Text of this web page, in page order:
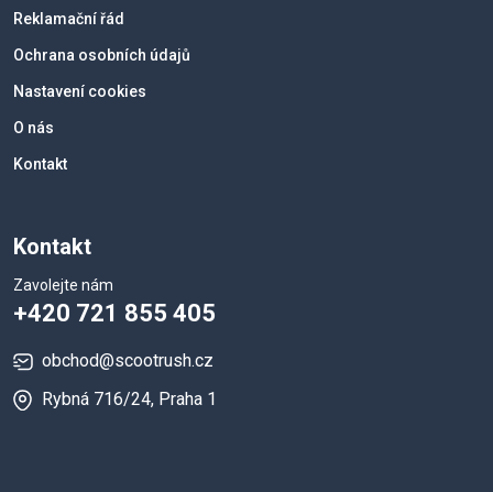
Reklamační řád
Ochrana osobních údajů
Nastavení cookies
O nás
Kontakt
Kontakt
Zavolejte nám
+420 721 855 405
obchod@scootrush.cz
Rybná 716/24, Praha 1